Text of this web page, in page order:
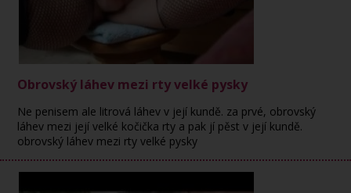
Obrovský láhev mezi rty velké pysky
Ne penisem ale litrová láhev v její kundě. za prvé, obrovský
láhev mezi její velké kočička rty a pak jí pěst v její kundě.
obrovský láhev mezi rty velké pysky